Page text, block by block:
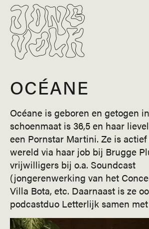
OCÉANE
Océane is geboren en getogen
schoenmaat is 36,5 en haar
een Pornstar Martini. Ze is
wereld via haar job bij Brugge
vrijwilligers bij o.a. Soundcast
(jongerenwerking van het
Villa Bota, etc. Daarnaast is ze
podcastduo Letterlijk samen